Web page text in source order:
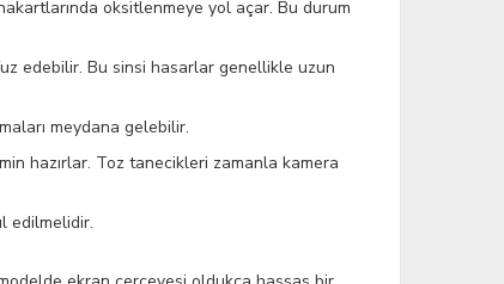
oksitlenmeye yol açar. Bu durum
edebilir. Bu sinsi hasarlar genellikle uzun
meydana gelebilir.
hazırlar. Toz tanecikleri zamanla kamera
edilmelidir.